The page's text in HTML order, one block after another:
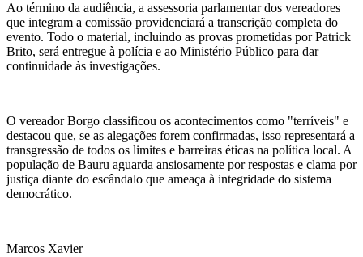
Ao término da audiência, a assessoria parlamentar dos vereadores
que integram a comissão providenciará a transcrição completa do
evento. Todo o material, incluindo as provas prometidas por Patrick
Brito, será entregue à polícia e ao Ministério Público para dar
continuidade às investigações.
O vereador Borgo classificou os acontecimentos como "terríveis" e
destacou que, se as alegações forem confirmadas, isso representará a
transgressão de todos os limites e barreiras éticas na política local. A
população de Bauru aguarda ansiosamente por respostas e clama por
justiça diante do escândalo que ameaça à integridade do sistema
democrático.
Marcos Xavier